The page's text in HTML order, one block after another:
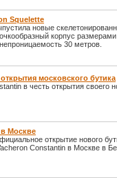
Squelette
новые
корпус
30 метров.
московского бутика
в честь открытия своего
Москве
открытие нового
Constantin в Москве в